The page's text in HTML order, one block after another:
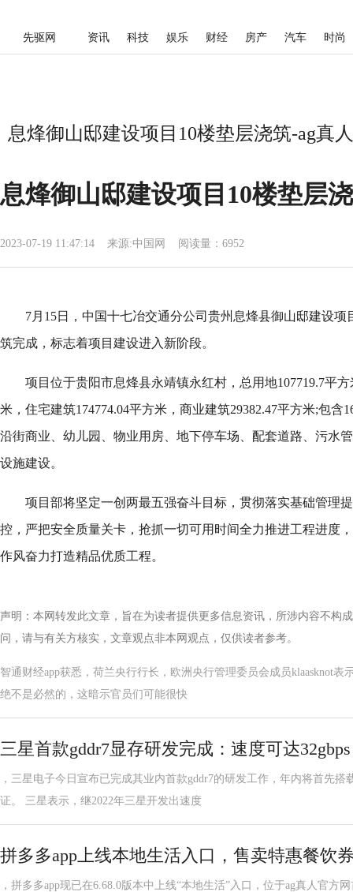
先驱网 资讯 科技 娱乐 财经 房产 汽车 时尚
息烽御山邸建设项目10楼垫层浇筑-ag真
息烽御山邸建设项目10楼垫层
2023-07-19 11:47:14 来源:中国网 阅读量：6952
7月15日，中国十七冶交通分公司贵州息烽县御山邸建设项
筑完成，标志着项目建设进入新阶段。
项目位于贵阳市息烽县永靖镇永红村，总用地107719.7平
米，住宅建筑174774.04平方米，商业建筑29382.47平方米;包含
沿街商业、幼儿园、物业用房、地下停车场、配套道路、污水
设施建设。
项目部将坚定一创两最五强奋斗目标，贯彻落实基础管理
控，严把安全质量关卡，抢抓一切可用时间全力推进工程进度
作风奋力打造精品优质工程。
声明：本网转发此文章，旨在为读者提供更多信息资讯，所涉内容不构
问，请与有关方核实，文章观点非本网观点，仅供读者参考。
智通财经app获悉，荷兰央行行长，欧洲央行管理委员会成员klaasknot表
绝不是必然的，这暗示官员们可能很快
三星首款gddr7显存研发完成：速度可达
，三星电子今日宣布已完成其业内首款gddr7的研发工作，年内将首先
证。 三星表示，继2022年三星开发出速度
拼多多app上线本地生活入口，售卖特惠餐饮
，拼多多app现已在6.68.0版本中上线“本地生活”入口，位于ag真人官方